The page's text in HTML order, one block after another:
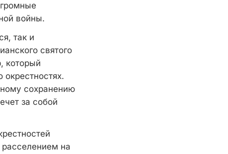
войны.
так и
святого
который
окрестностях.
сохранению
за собой
расселением на